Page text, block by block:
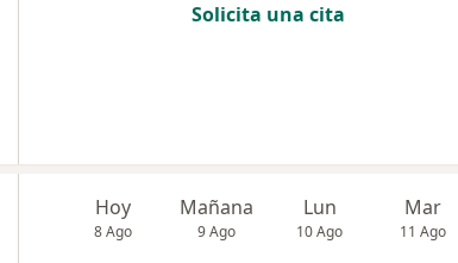
Solicita una cita
Hoy
8 Ago
Mañana
9 Ago
Lun
10 Ago
Mar
11 Ago